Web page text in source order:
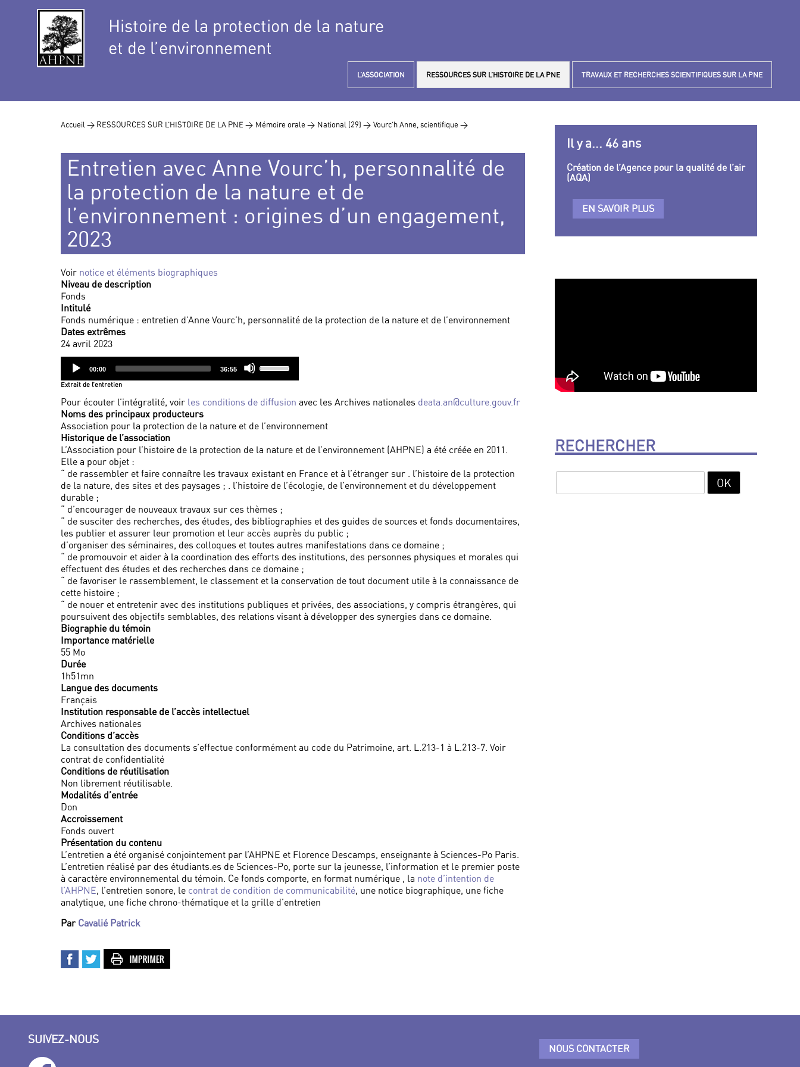
Histoire de la protection de la nature
et de l’environnement
L’ASSOCIATION RESSOURCES SUR L’HISTOIRE DE LA PNE TRAVAUX ET RECHERCHES SCIENTIFIQUES SUR LA PNE
Accueil > RESSOURCES SUR L’HISTOIRE DE LA PNE > Mémoire orale > National (29) > Vourc’h Anne, scientifique >
Entretien avec Anne Vourc’h, personnalité de
la protection de la nature et de
l’environnement : origines d’un engagement,
2023
Voir notice et éléments biographiques
Niveau de description
Fonds
Intitulé
Fonds numérique : entretien d’Anne Vourc’h, personnalité de la protection de la nature et de l’environnement
Dates extrêmes
24 avril 2023
Audio
Player
Current
00:00
Total
36:55
Up/Down
keys
increase
decrease
Extrait de l’entretien
Pour écouter l’intégralité, voir les conditions de diffusion avec les Archives nationales deata.an@culture.gouv.fr
Noms des principaux producteurs
Association pour la protection de la nature et de l’environnement
Historique de l’association
L’Association pour l’histoire de la protection de la nature et de l’environnement (AHPNE) a été créée en 2011.
Elle a pour objet :
“ de rassembler et faire connaître les travaux existant en France et à l’étranger sur . l’histoire de la protection
de la nature, des sites et des paysages ; . l’histoire de l’écologie, de l’environnement et du développement
durable ;
“ d’encourager de nouveaux travaux sur ces thèmes ;
“ de susciter des recherches, des études, des bibliographies et des guides de sources et fonds documentaires,
les publier et assurer leur promotion et leur accès auprès du public ;
d’organiser des séminaires, des colloques et toutes autres manifestations dans ce domaine ;
“ de promouvoir et aider à la coordination des efforts des institutions, des personnes physiques et morales qui
effectuent des études et des recherches dans ce domaine ;
“ de favoriser le rassemblement, le classement et la conservation de tout document utile à la connaissance de
cette histoire ;
“ de nouer et entretenir avec des institutions publiques et privées, des associations, y compris étrangères, qui
poursuivent des objectifs semblables, des relations visant à développer des synergies dans ce domaine.
Biographie du témoin
Importance matérielle
55 Mo
Durée
1h51mn
Langue des documents
Français
Institution responsable de l’accès intellectuel
Archives nationales
Conditions d’accès
La consultation des documents s’effectue conformément au code du Patrimoine, art. L.213-1 à L.213-7. Voir
contrat de confidentialité
Conditions de réutilisation
Non librement réutilisable.
Modalités d’entrée
Don
Accroissement
Fonds ouvert
Présentation du contenu
L’entretien a été organisé conjointement par l’AHPNE et Florence Descamps, enseignante à Sciences-Po Paris.
L’entretien réalisé par des étudiants.es de Sciences-Po, porte sur la jeunesse, l’information et le premier poste
à caractère environnemental du témoin. Ce fonds comporte, en format numérique , la note d’intention de
l’AHPNE, l’entretien sonore, le contrat de condition de communicabilité, une notice biographique, une fiche
analytique, une fiche chrono-thématique et la grille d’entretien
Par Cavalié Patrick
Il y a... 46 ans
Création de l’Agence pour la qualité de l’air
(AQA)
EN SAVOIR PLUS
RECHERCHER
SUIVEZ-NOUS
NOUS CONTACTER